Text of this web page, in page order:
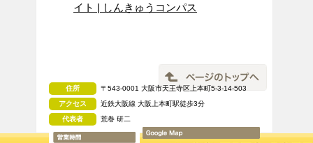
イト | しんきゅうコンパス
住所
〒543-0001 大阪市天王寺区上本町5-3-14-503
アクセス
近鉄大阪線 大阪上本町駅徒歩3分
代表者
荒巻 研二